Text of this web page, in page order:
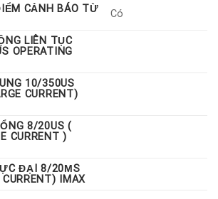
lọc sét lên đến -45dB from 10kHz to
vệ Full modes protection
lỗi Degradation failure indication
khi SPD lỗi With Audible alarm, beep
cho chỉ thị từ xa With remote Alarm
Surge event counter
4X plastic and NEMA 4 metal
CẢNH BÁO TỪ
Có
LIÊN TỤC
OPERATING
10/350US
CURRENT)
8/20US (
CURRENT )
ĐẠI 8/20ΜS
IMAX